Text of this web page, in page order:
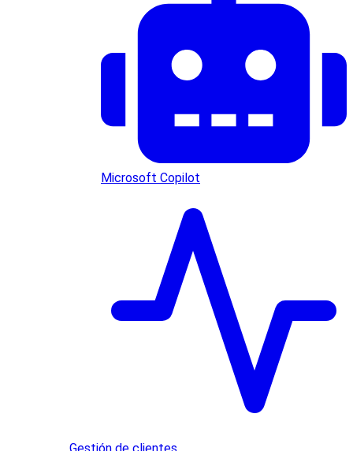
Microsoft Copilot